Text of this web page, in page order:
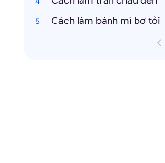
Cách làm bánh mì bơ tỏi